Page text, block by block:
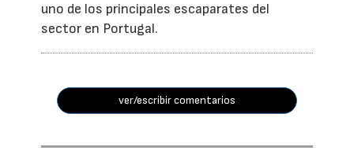
uno de los principales escaparates del
sector en Portugal.
ver/escribir comentarios